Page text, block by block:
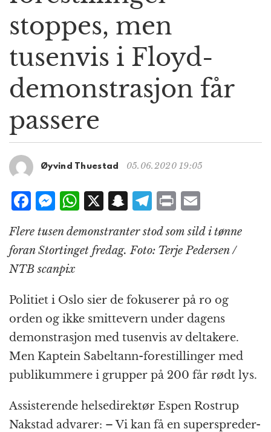
a
t
o
stoppes, men
tusenvis i Floyd-
demonstrasjon får
passere
Øyvind Thuestad 05.06.2020 19:05
F
c
e
b
o
o
k
M
ss
e
n
g
e
r
W
at
s
p
p
X S
a
p
h
at
T
el
e
g
a
m
P
n
t
m
ai
l
Flere tusen demonstranter stod som sild i tønne
foran Stortinget fredag. Foto: Terje Pedersen /
NTB scanpix
Politiet i Oslo sier de fokuserer på ro og
orden og ikke smittevern under dagens
demonstrasjon med tusenvis av deltakere.
Men Kaptein Sabeltann-forestillinger med
publikummere i grupper på 200 får rødt lys.
Assisterende helsedirektør Espen Rostrup
Nakstad advarer: – Vi kan få en superspreder-